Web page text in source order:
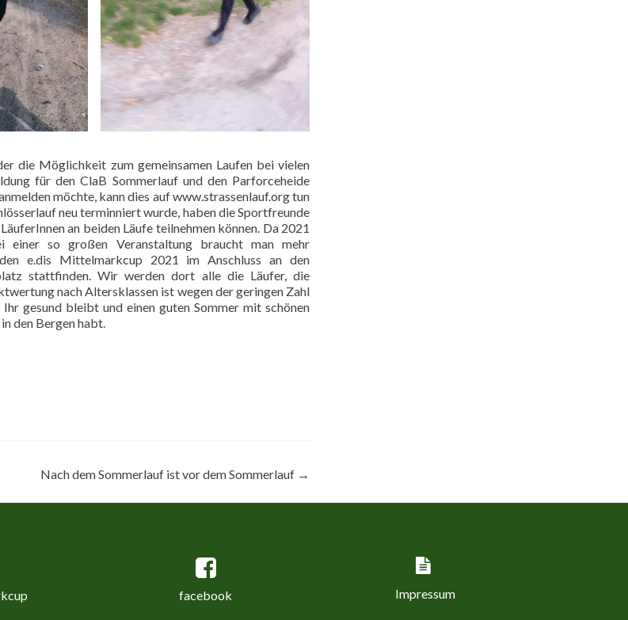
die Möglichkeit zum gemeinsamen Laufen bei vielen
für den ClaB Sommerlauf und den Parforceheide
möchte, kann dies aufwww.strassenlauf.orgtun
neu terminniert wurde, haben die Sportfreunde
an beiden Läufe teilnehmen können. Da 2021
so großen Veranstaltung braucht man mehr
e.dis Mittelmarkcup 2021 im Anschluss an den
stattfinden. Wir werden dort alle die Läufer, die
nach Altersklassen ist wegen der geringen Zahl
gesund bleibt und einen guten Sommer mit schönen
den Bergen habt.
Nach dem Sommerlauf ist vor dem Sommerlauf →
facebook Impressum